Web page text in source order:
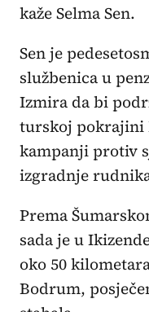
kaže Selma Sen.
Sen je
službenica u
Izmira da bi
turskoj pokrajini
kampanji protiv
izgradnje
Prema
sada je u
oko 50
Bodrum,